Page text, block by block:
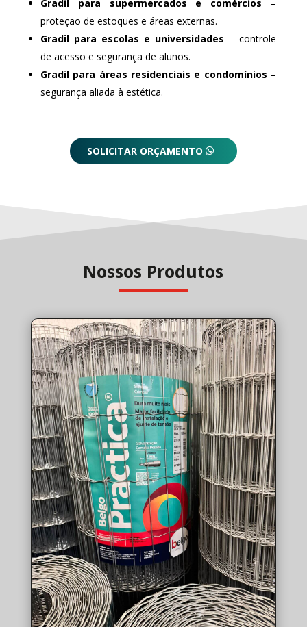
Gradil para supermercados e comércios –
proteção de estoques e áreas externas.
Gradil para escolas e universidades – controle
de acesso e segurança de alunos.
Gradil para áreas residenciais e condomínios –
segurança aliada à estética.
SOLICITAR ORÇAMENTO
Nossos Produtos